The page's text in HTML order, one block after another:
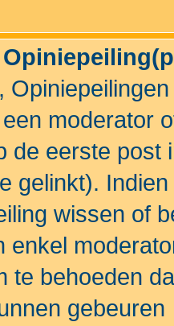
moderator
de eerste post
gelinkt).
wissen of
enkel
te behoeden
gebeuren